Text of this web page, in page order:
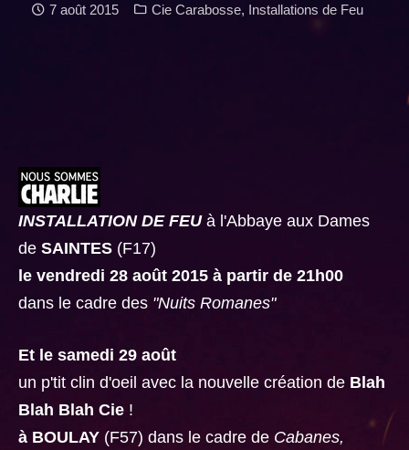
Date :
7 août 2015 Catégories :
Cie Carabosse, Installations de Feu
INSTALLATION DE FEUà l'Abbaye aux Dames
de SAINTES (F17)
le vendredi 28 août 2015 à partir de 21h00
dans le cadre des "Nuits Romanes"
Et le samedi 29 août
un p'tit clin d'oeil avec la nouvelle création de Blah
Blah Blah Cie !
à BOULAY (F57) dans le cadre de Cabanes,